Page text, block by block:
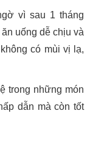
vì sau 1 tháng
uống dễ chịu và
có mùi vị lạ,
trong những món
dẫn mà còn tốt